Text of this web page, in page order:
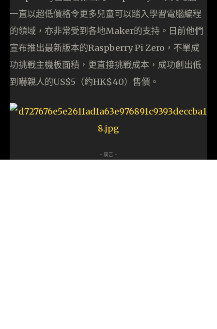
一直以超低價格令更多兒童可以踏入學習電腦編程
的領域，亦非常受到各地Maker的支持。日前他們
宣布推出最新版本的Raspberry Pi Zero，不單成
功挑戰主機板面積，更直接挑戰成本，成功創出低
到嚇親人的US$5（約HK$40）售價。
- 廣告 -